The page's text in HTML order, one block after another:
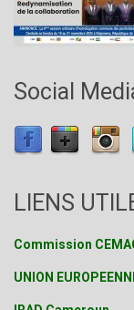
Social
LIENS
Commission
UNION